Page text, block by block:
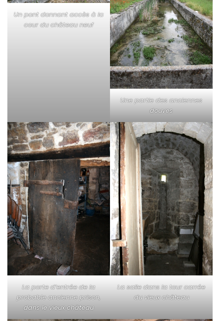
Un pont donnant accès à la
cour du château neuf
Une partie des anciennes
douves
La porte d’entrée de la
probable ancienne prison,
dans le vieux château
La salle dans la tour carrée
du vieux château